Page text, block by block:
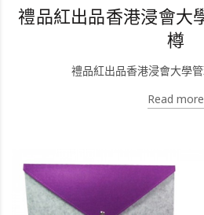
禮品紅出品香港浸會大
樽
禮品紅出品香港浸會大學
Read more